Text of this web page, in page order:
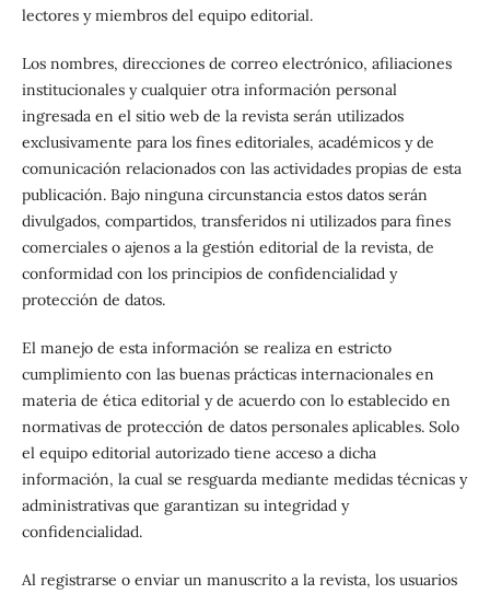
lectores y miembros del equipo editorial.
Los nombres, direcciones de correo electrónico, afiliaciones
institucionales y cualquier otra información personal
ingresada en el sitio web de la revista serán utilizados
exclusivamente para los fines editoriales, académicos y de
comunicación relacionados con las actividades propias de esta
publicación. Bajo ninguna circunstancia estos datos serán
divulgados, compartidos, transferidos ni utilizados para fines
comerciales o ajenos a la gestión editorial de la revista, de
conformidad con los principios de confidencialidad y
protección de datos.
El manejo de esta información se realiza en estricto
cumplimiento con las buenas prácticas internacionales en
materia de ética editorial y de acuerdo con lo establecido en
normativas de protección de datos personales aplicables. Solo
el equipo editorial autorizado tiene acceso a dicha
información, la cual se resguarda mediante medidas técnicas y
administrativas que garantizan su integridad y
confidencialidad.
Al registrarse o enviar un manuscrito a la revista, los usuarios